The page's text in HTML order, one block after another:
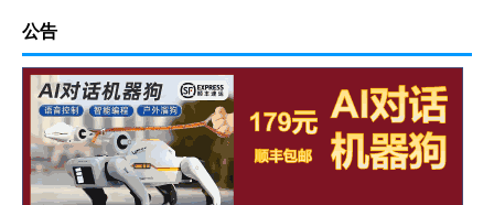
公告